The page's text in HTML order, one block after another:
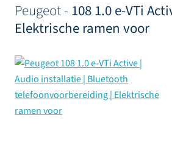
Peugeot - 108 1.0 e-VTi
Elektrische ramen voor